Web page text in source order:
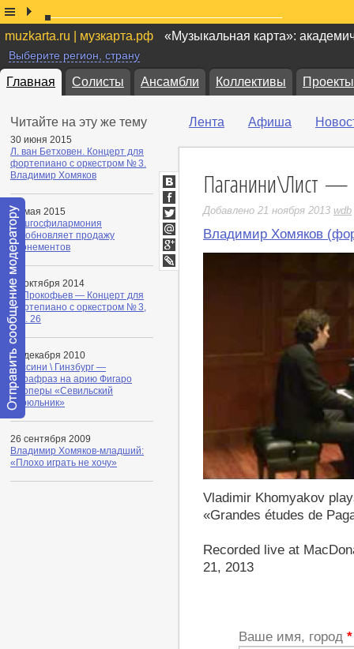
muzkarta.ru | музкарта.рф «Музыкальная карта»:
Выберите регион, страну
Главная Солисты Ансамбли Коллективы Проекты
Читайте на эту же тему
30 июня 2015
Л. ван Бетховен. Концерт для
фортепиано с оркестром № 3.
Владимир Хомяков
08 мая 2015
Башгосфилармония
возобновляет продажу
абонементов
14 октября 2014
С. Прокофьев — Концерт для
фортепиано с оркестром № 3,
соч. 26
31 декабря 2010
Россини \ Гинзбург —
Парафраз на арию Фигаро
из оперы «Севильский
цирюльник»
26 сентября 2009
Владимир Хомяков-младший:
«Плохо играть не хочу»
Лента Афиша
Паганини\Лист —
Добавлено 21 ноября 2013 wdb
Владимир Хомяков
Vladimir Khomyakov
«Grandes études de
Recorded live at
21, 2013
ВКонтакте
Facebook
Twitter
Мой
Мир
Google+
LiveJournal
Ваше имя, город *
Отправить
сообщение
модератору